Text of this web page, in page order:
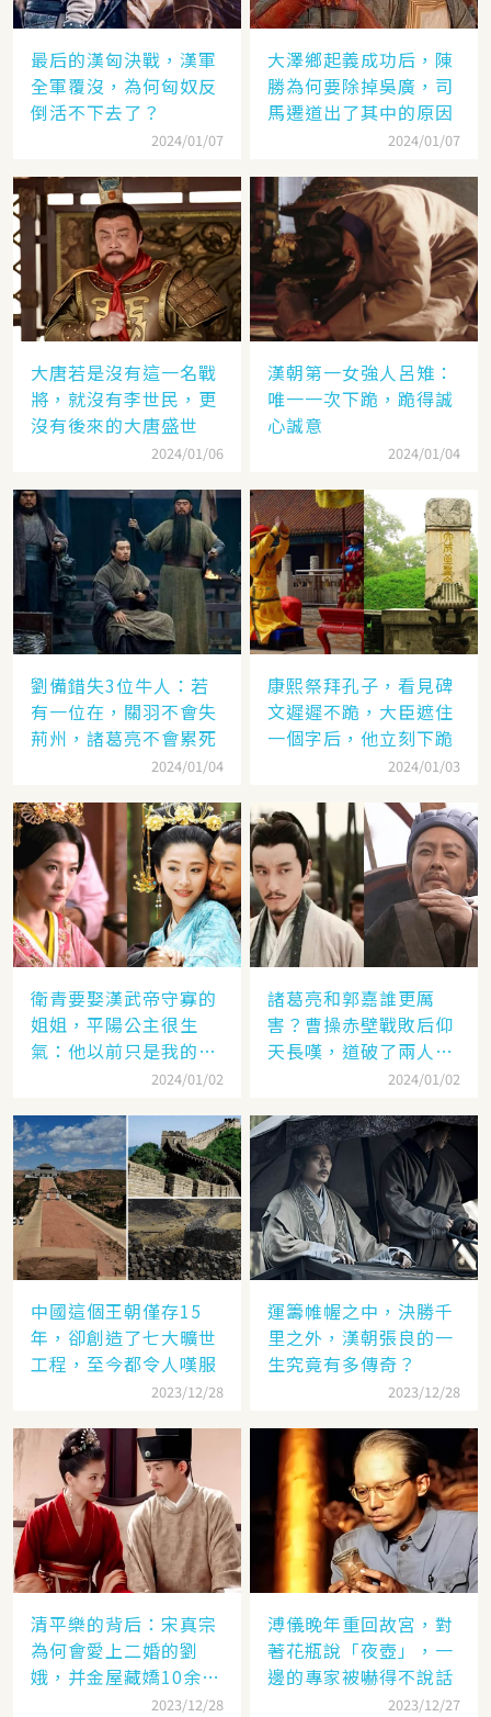
最后的漢匈決戰，漢軍
全軍覆沒，為何匈奴反
倒活不下去了？
2024/01/07
大澤鄉起義成功后，陳
勝為何要除掉吳廣，司
馬遷道出了其中的原因
2024/01/07
大唐若是沒有這一名戰
將，就沒有李世民，更
沒有後來的大唐盛世
2024/01/06
漢朝第一女強人呂雉：
唯一一次下跪，跪得誠
心誠意
2024/01/04
劉備錯失3位牛人：若
有一位在，關羽不會失
荊州，諸葛亮不會累死
2024/01/04
康熙祭拜孔子，看見碑
文遲遲不跪，大臣遮住
一個字后，他立刻下跪
2024/01/03
衛青要娶漢武帝守寡的
姐姐，平陽公主很生
氣：他以前只是我的奴
2024/01/02
諸葛亮和郭嘉誰更厲
害？曹操赤壁戰敗后仰
天長嘆，道破了兩人高
2024/01/02
中國這個王朝僅存15
年，卻創造了七大曠世
工程，至今都令人嘆服
2023/12/28
運籌帷幄之中，決勝千
里之外，漢朝張良的一
生究竟有多傳奇？
2023/12/28
清平樂的背后：宋真宗
為何會愛上二婚的劉
娥，并金屋藏嬌10余
2023/12/28
溥儀晚年重回故宮，對
著花瓶說「夜壺」，一
邊的專家被嚇得不說話
2023/12/27